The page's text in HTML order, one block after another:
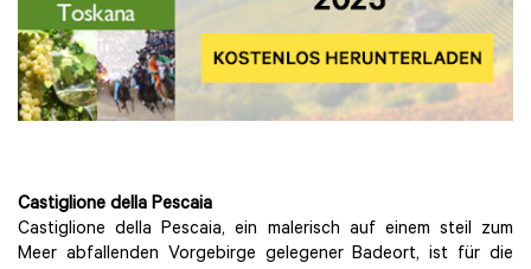
Castiglione della Pescaia
Castiglione della Pescaia, ein malerisch auf einem steil zum
Meer abfallenden Vorgebirge gelegener Badeort, ist für die